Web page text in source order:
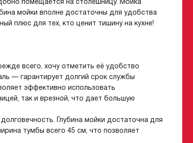
мойки вполне достаточны для удобства
плюс для тех, кто ценит тишину на кухне!
всего, хочу отметить её удобство
— гарантирует долгий срок службы
эффективно использовать
так и врезной, что дает большую
Глубина мойки достаточна для
тумбы всего 45 см, что позволяет